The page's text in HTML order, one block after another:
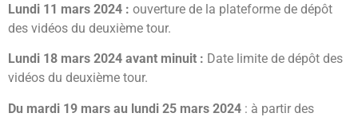
Lundi 11 mars 2024 : ouverture de la plateforme de dépôt
des vidéos du deuxième tour.
Lundi 18 mars 2024 avant minuit : Date limite de dépôt des
vidéos du deuxième tour.
Du mardi 19 mars au lundi 25 mars 2024 : à partir des